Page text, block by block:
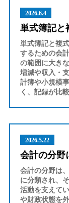
2026.6.4
単式簿記と
単式簿記と複
するための会
の範囲に大き
増減や収入・
計簿や小規模
く、記録が比
2026.5.22
会計の分野
会計の分野は
に分類され、
活動を支えて
や財政状態を